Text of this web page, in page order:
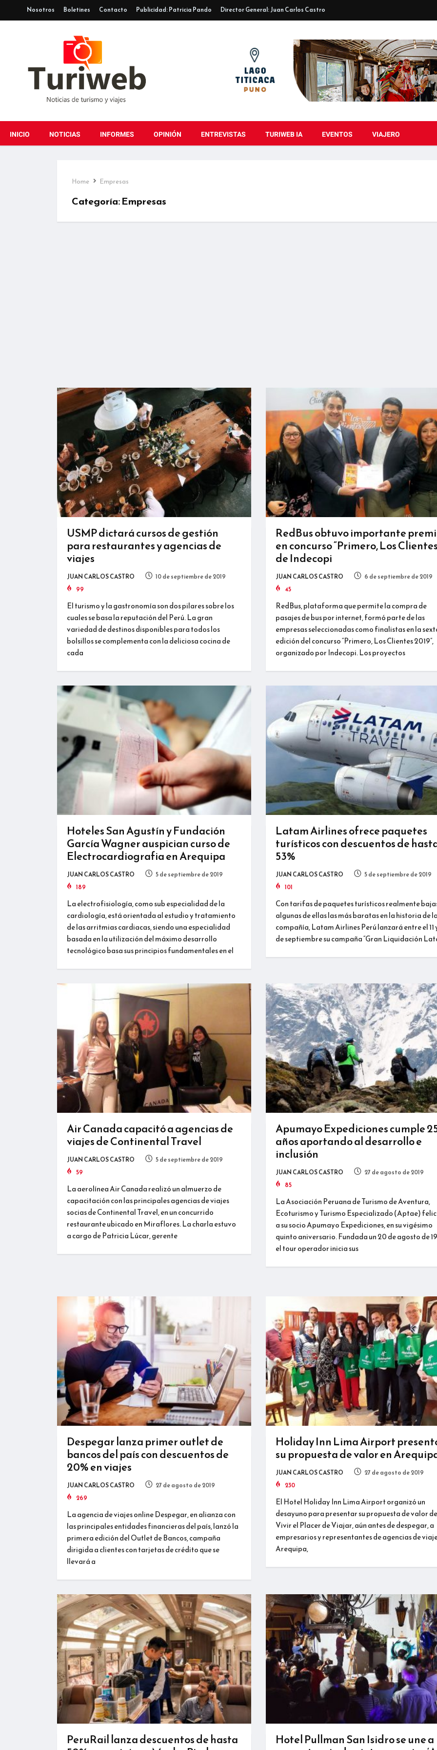
Nosotros Boletines Contacto Publicidad: Patricia Pando Director General: Juan Carlos Castro
INICIO NOTICIAS INFORMES OPINIÓN ENTREVISTAS TURIWEB IA EVENTOS VIAJERO
Home Empresas
Categoría:Empresas
USMP dictará cursos de gestión
para restaurantes y agencias de
viajes
JUAN CARLOS CASTRO
10 de septiembre de 2019
99
El turismo y la gastronomía son dos pilares sobre los
cuales se basa la reputación del Perú. La gran
variedad de destinos disponibles para todos los
bolsillos se complementa con la deliciosa cocina de
cada
RedBus obtuvo importante
en concurso “Primero, Los
de Indecopi
JUAN CARLOS CASTRO
6 de septiembre de 2019
45
RedBus, plataforma que permite la compra de
pasajes de bus por internet, formó parte de las
empresas seleccionadas como finalistas en la
edición del concurso “Primero, Los Clientes 2019”,
organizado por Indecopi. Los proyectos
Hoteles San Agustín y Fundación
García Wagner auspician curso de
Electrocardiografia en Arequipa
JUAN CARLOS CASTRO
5 de septiembre de 2019
189
La electrofisiología, como sub especialidad de la
cardiología, está orientada al estudio y tratamiento
de las arritmias cardiacas, siendo una especialidad
basada en la utilización del máximo desarrollo
tecnológico basa sus principios fundamentales en el
Latam Airlines ofrece paquetes
turísticos con descuentos de
53%
JUAN CARLOS CASTRO
5 de septiembre de 2019
101
Con tarifas de paquetes turísticos realmente
algunas de ellas las más baratas en la historia de
compañía, Latam Airlines Perú lanzará entre el 11
de septiembre su campaña “Gran Liquidación
Air Canada capacitó a agencias de
viajes de Continental Travel
JUAN CARLOS CASTRO
5 de septiembre de 2019
59
La aerolínea Air Canada realizó un almuerzo de
capacitación con las principales agencias de viajes
socias de Continental Travel, en un concurrido
restaurante ubicado en Miraflores. La charla estuvo
a cargo de Patricia Lúcar, gerente
Apumayo Expediciones cumple
años aportando al desarrollo e
inclusión
JUAN CARLOS CASTRO
27 de agosto de 2019
85
La Asociación Peruana de Turismo de Aventura,
Ecoturismo y Turismo Especializado (Aptae)
a su socio Apumayo Expediciones, en su vigésimo
quinto aniversario. Fundada un 20 de agosto de
el tour operador inicia sus
Despegar lanza primer outlet de
bancos del país con descuentos de
20% en viajes
JUAN CARLOS CASTRO
27 de agosto de 2019
269
La agencia de viajes online Despegar, en alianza con
las principales entidades financieras del país, lanzó la
primera edición del Outlet de Bancos, campaña
dirigida a clientes con tarjetas de crédito que se
llevará a
Holiday Inn Lima Airport
su propuesta de valor en
JUAN CARLOS CASTRO
27 de agosto de 2019
230
El Hotel Holiday Inn Lima Airport organizó un
desayuno para presentar su propuesta de valor de
Vivir el Placer de Viajar, aún antes de despegar, a
empresarios y representantes de agencias de
Arequipa,
PeruRail lanza descuentos de hasta Hotel Pullman San Isidro se une a